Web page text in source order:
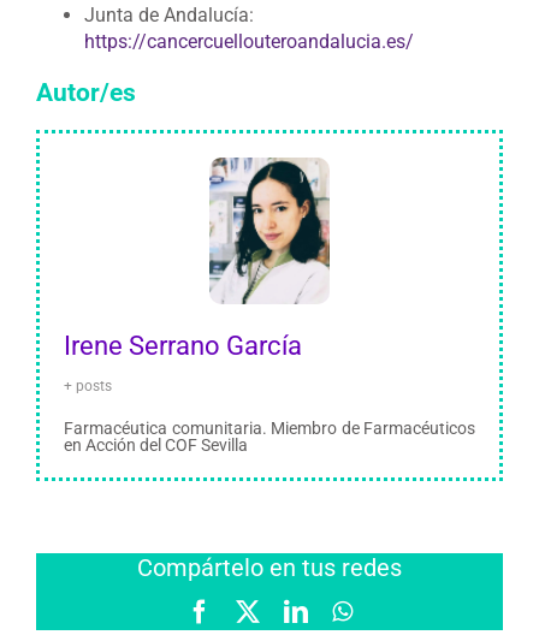
Junta de Andalucía:
https://cancercuellouteroandalucia.es/
Autor/es
Irene Serrano García
+ posts
Farmacéutica comunitaria. Miembro de Farmacéuticos
en Acción del COF Sevilla
Compártelo en tus redes
FacebookLinkedInWhatsApp